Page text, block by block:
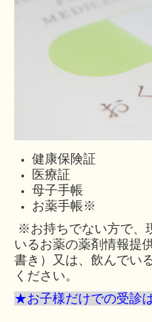
健康保険証
医療証
母子手帳
お薬手帳※
※お持ちでない方で、
いるお薬の薬剤情報提
書き）又は、飲んでい
ください。
★お子様だけでの受診